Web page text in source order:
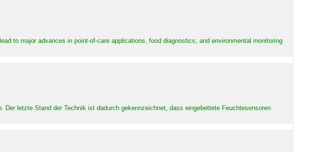
to major advances in point-of-care applications, food diagnostics, and environmental monitoring
letzte Stand der Technik ist dadurch gekennzeichnet, dass eingebettete Feuchtesensoren